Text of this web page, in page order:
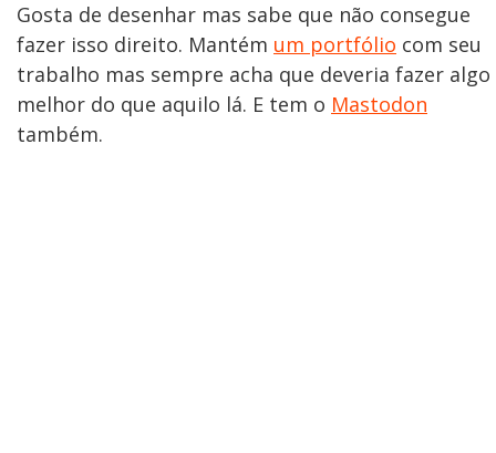
Gosta de desenhar mas sabe que não consegue
fazer isso direito. Mantém um portfólio com seu
trabalho mas sempre acha que deveria fazer algo
melhor do que aquilo lá. E tem o Mastodon
também.